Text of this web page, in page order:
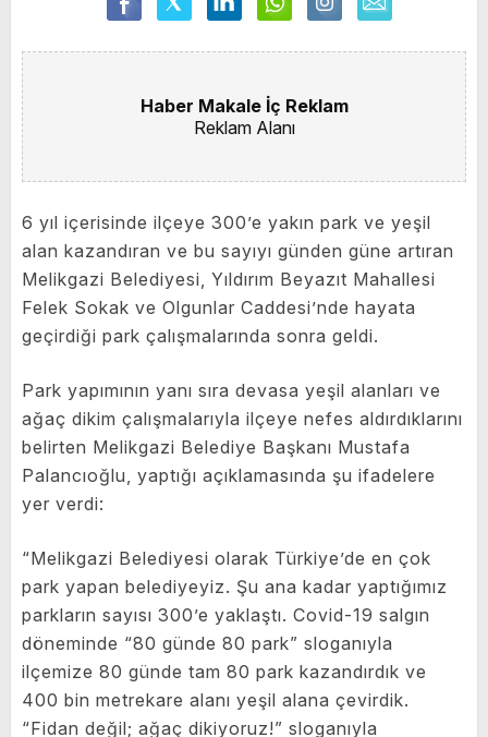
Haber Makale İç Reklam
Reklam Alanı
6 yıl içerisinde ilçeye 300’e yakın park ve yeşil
alan kazandıran ve bu sayıyı günden güne artıran
Melikgazi Belediyesi, Yıldırım Beyazıt Mahallesi
Felek Sokak ve Olgunlar Caddesi’nde hayata
geçirdiği park çalışmalarında sonra geldi.
Park yapımının yanı sıra devasa yeşil alanları ve
ağaç dikim çalışmalarıyla ilçeye nefes aldırdıklarını
belirten Melikgazi Belediye Başkanı Mustafa
Palancıoğlu, yaptığı açıklamasında şu ifadelere
yer verdi:
“Melikgazi Belediyesi olarak Türkiye’de en çok
park yapan belediyeyiz. Şu ana kadar yaptığımız
parkların sayısı 300’e yaklaştı. Covid-19 salgın
döneminde “80 günde 80 park” sloganıyla
ilçemize 80 günde tam 80 park kazandırdık ve
400 bin metrekare alanı yeşil alana çevirdik.
“Fidan değil; ağaç dikiyoruz!” sloganıyla